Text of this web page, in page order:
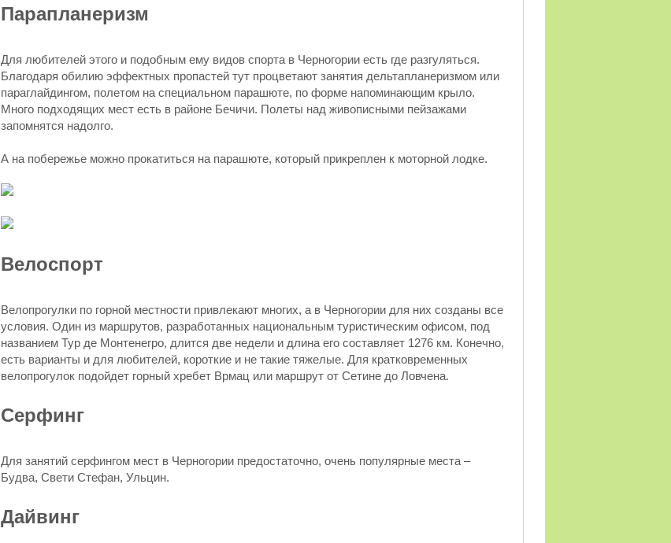
Парапланеризм
Для любителей этого и подобным ему видов спорта в Черногории есть где разгуляться.
Благодаря обилию эффектных пропастей тут процветают занятия дельтапланеризмом или
параглайдингом, полетом на специальном парашюте, по форме напоминающим крыло.
Много подходящих мест есть в районе Бечичи. Полеты над живописными пейзажами
запомнятся надолго.
А на побережье можно прокатиться на парашюте, который прикреплен к моторной лодке.
Велоспорт
Велопрогулки по горной местности привлекают многих, а в Черногории для них созданы все
условия. Один из маршрутов, разработанных национальным туристическим офисом, под
названием Тур де Монтенегро, длится две недели и длина его составляет 1276 км. Конечно,
есть варианты и для любителей, короткие и не такие тяжелые. Для кратковременных
велопрогулок подойдет горный хребет Врмац или маршрут от Сетине до Ловчена.
Серфинг
Для занятий серфингом мест в Черногории предостаточно, очень популярные места –
Будва, Свети Стефан, Ульцин.
Дайвинг